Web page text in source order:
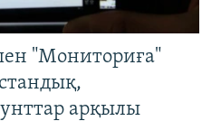
"Мониториға"
арқылы